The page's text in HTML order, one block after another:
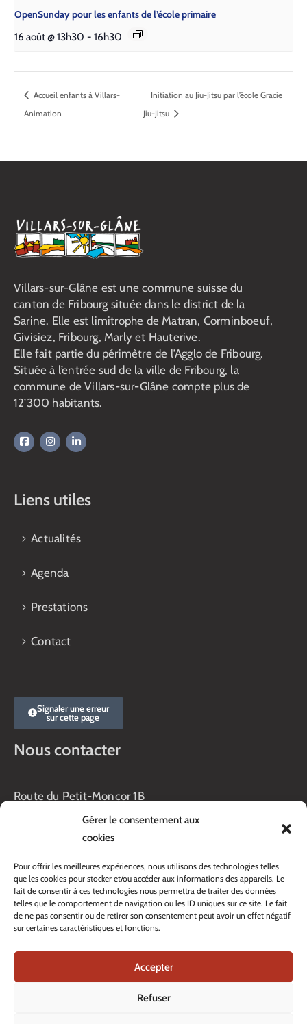
Gérer le consentement aux
cookies
Pour offrir les meilleures expériences, nous utilisons des technologies telles
que les cookies pour stocker et/ou accéder aux informations des appareils. Le
fait de consentir à ces technologies nous permettra de traiter des données
telles que le comportement de navigation ou les ID uniques sur ce site. Le fait
de ne pas consentir ou de retirer son consentement peut avoir un effet négatif
sur certaines caractéristiques et fonctions.
Accepter
Refuser
Open­Sun­day pour les enfants de l’é­cole pri­maire
16 août @ 13h30 - 16h30
Accueil enfants à Villars-
Animation
Initiation au Jiu-Jitsu par l’école Gracie
Jiu-Jitsu
Villars-sur-Glâne est une commune suisse du
canton de Fribourg située dans le district de la
Sarine. Elle est limitrophe de Matran, Corminboeuf,
Givisiez, Fribourg, Marly et Hauterive.
Elle fait partie du périmètre de l’Agglo de Fribourg.
Située à l’entrée sud de la ville de Fribourg, la
commune de Villars-sur-Glâne compte plus de
12’300 habitants.
Liens utiles
Actualités
Agenda
Prestations
Contact
Signaler une erreur
sur cette page
Nous contacter
Route du Petit-Moncor 1B
1752 Villars-sur-Glâne
Lundi au jeudi :
8h00 – 11h30
13h45 – 17h00
Vendredi :
8h00 – 16h00
+41 26 408 33 33
Contacter nos services